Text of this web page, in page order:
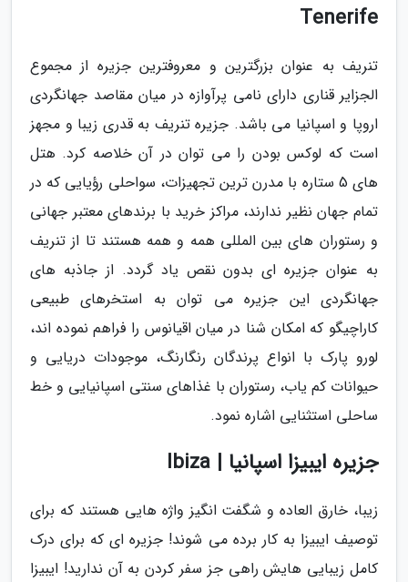
Tenerife
تنریف به عنوان بزرگترین و معروفترین جزیره از مجموع
الجزایر قناری دارای نامی پرآوازه در میان مقاصد جهانگردی
اروپا و اسپانیا می باشد. جزیره تنریف به قدری زیبا و مجهز
است که لوکس بودن را می توان در آن خلاصه کرد. هتل
های 5 ستاره با مدرن ترین تجهیزات، سواحلی رؤیایی که در
تمام جهان نظیر ندارند، مراکز خرید با برندهای معتبر جهانی
و رستوران های بین المللی همه و همه هستند تا از تنریف
به عنوان جزیره ای بدون نقص یاد گردد. از جاذبه های
جهانگردی این جزیره می توان به استخرهای طبیعی
کاراچیگو که امکان شنا در میان اقیانوس را فراهم نموده اند،
لورو پارک با انواع پرندگان رنگارنگ، موجودات دریایی و
حیوانات کم یاب، رستوران با غذاهای سنتی اسپانیایی و خط
ساحلی استثنایی اشاره نمود.
جزیره ایبیزا اسپانیا | Ibiza
زیبا، خارق العاده و شگفت انگیز واژه هایی هستند که برای
توصیف ایبیزا به کار برده می شوند! جزیره ای که برای درک
کامل زیبایی هایش راهی جز سفر کردن به آن ندارید! ایبیزا